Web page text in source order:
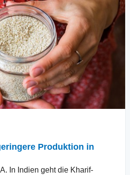
Produktion in
In Indien geht die Kharif-